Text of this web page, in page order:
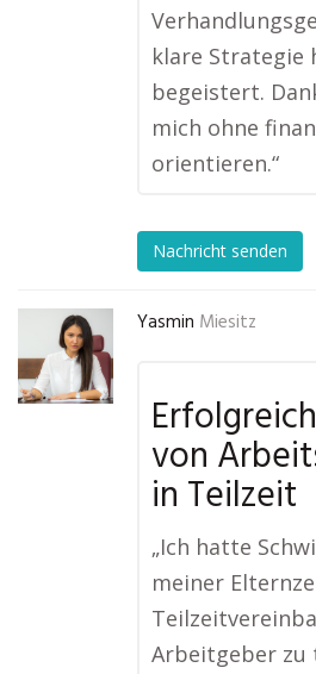
klare Strategie
begeistert.
mich ohne
orientieren.“
Nachricht senden
Yasmin Miesitz
von
in Teilzeit
„Ich hatte
meiner
Arbeitgeber zu